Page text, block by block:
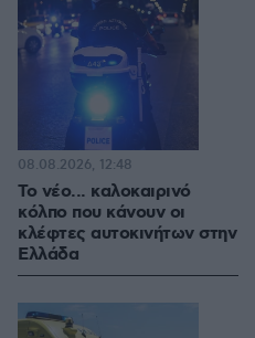
Το νέο... καλοκαιρινό
κόλπο που κάνουν οι
κλέφτες αυτοκινήτων στην
Ελλάδα
08.08.2026, 12:48